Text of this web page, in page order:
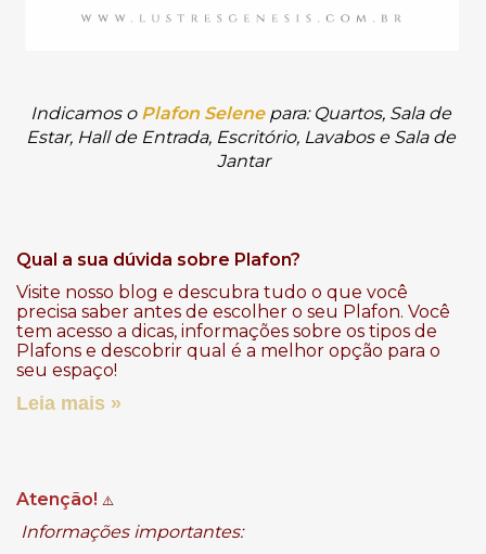
Indicamos o Plafon Selene para: Quartos, Sala de
Estar, Hall de Entrada, Escritório, Lavabos e Sala de
Jantar
Qual a sua dúvida sobre Plafon?
Visite nosso blog e descubra tudo o que você
precisa saber antes de escolher o seu Plafon. Você
tem acesso a dicas, informações sobre os tipos de
Plafons e descobrir qual é a melhor opção para o
seu espaço!
Leia mais »
Atenção! ⚠️
Informações importantes: